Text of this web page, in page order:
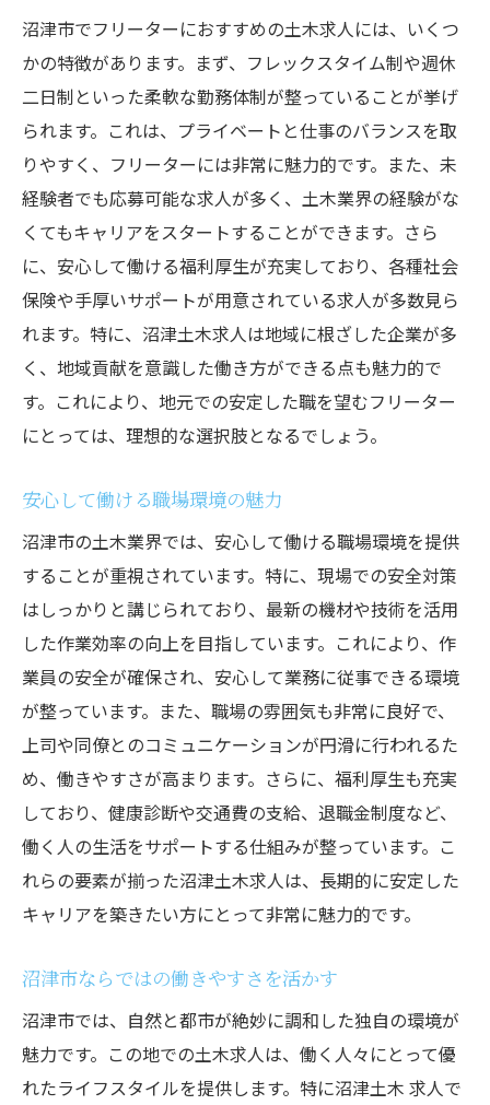
沼津市の土木業界の将来性
理想のキャリアを築くためのステップ
地元密着型の求人でキャリアを積む
沼津市でのキャリアパスの選び方
魅力的な求人情報を見逃さない方法
沼津市でキャリアを始めるメリット
フリーター歓迎！沼津土木求人で福利厚生を最
大限に活用する方法
沼津市の土木求人で得られる福利厚生
フリーターに適した福利厚生の活用術
仕事とプライベートを両立させるために
充実した福利厚生を求める理由
福利厚生を活用して職場生活を豊かに
沼津土木求人での福利厚生のチェックポイ
ント
沼津市で夢を実現する土木求人の選び方と応募
のコツ
自分に合った求人を見極めるポイント
応募書類の作成で差をつける
面接で自分を最大限にアピールする方法
夢を叶えるための求人選びの秘訣
応募先の企業文化を理解する
選考を通過するための準備術
沼津土木求人で安定した職場環境を手に入れる
安定した職場を選ぶための基準
職場環境の良さを見分けるポイント
長く働き続けるための職場選び
社員の声から見る職場の魅力
沼津市でフリーターにおすすめの土木求人には、いくつ
かの特徴があります。まず、フレックスタイム制や週休
二日制といった柔軟な勤務体制が整っていることが挙げ
られます。これは、プライベートと仕事のバランスを取
りやすく、フリーターには非常に魅力的です。また、未
経験者でも応募可能な求人が多く、土木業界の経験がな
くてもキャリアをスタートすることができます。さら
に、安心して働ける福利厚生が充実しており、各種社会
保険や手厚いサポートが用意されている求人が多数見ら
れます。特に、沼津土木求人は地域に根ざした企業が多
く、地域貢献を意識した働き方ができる点も魅力的で
す。これにより、地元での安定した職を望むフリーター
にとっては、理想的な選択肢となるでしょう。
安心して働ける職場環境の魅力
沼津市の土木業界では、安心して働ける職場環境を提供
することが重視されています。特に、現場での安全対策
はしっかりと講じられており、最新の機材や技術を活用
した作業効率の向上を目指しています。これにより、作
業員の安全が確保され、安心して業務に従事できる環境
が整っています。また、職場の雰囲気も非常に良好で、
上司や同僚とのコミュニケーションが円滑に行われるた
め、働きやすさが高まります。さらに、福利厚生も充実
しており、健康診断や交通費の支給、退職金制度など、
働く人の生活をサポートする仕組みが整っています。こ
れらの要素が揃った沼津土木求人は、長期的に安定した
キャリアを築きたい方にとって非常に魅力的です。
沼津市ならではの働きやすさを活かす
沼津市では、自然と都市が絶妙に調和した独自の環境が
魅力です。この地での土木求人は、働く人々にとって優
れたライフスタイルを提供します。特に沼津土木 求人で